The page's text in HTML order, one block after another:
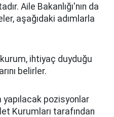
Aile Bakanlığı'nın da
aşağıdaki adımlarla
ihtiyaç duyduğu
belirler.
yapılacak pozisyonlar
Kurumları tarafından